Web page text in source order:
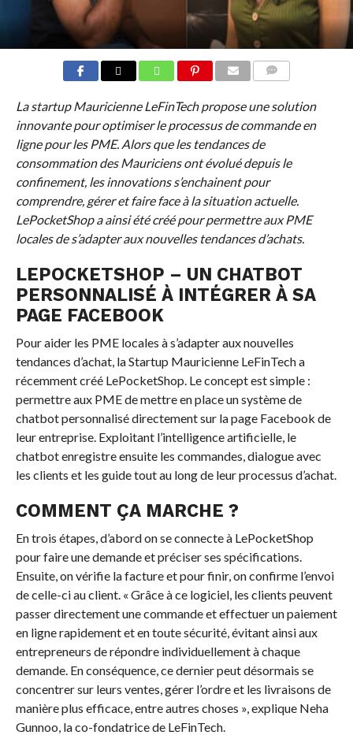
La startup Mauricienne LeFinTech propose une solution
innovante pour optimiser le processus de commande en
ligne pour les PME. Alors que les tendances de
consommation des Mauriciens ont évolué depuis le
confinement, les innovations s’enchainent pour
comprendre, gérer et faire face à la situation actuelle.
LePocketShop a ainsi été créé pour permettre aux PME
locales de s’adapter aux nouvelles tendances d’achats.
LEPOCKETSHOP – UN CHATBOT
PERSONNALISÉ À INTÉGRER À SA
PAGE FACEBOOK
Pour aider les PME locales à s’adapter aux nouvelles
tendances d’achat, la Startup Mauricienne LeFinTech a
récemment créé LePocketShop. Le concept est simple :
permettre aux PME de mettre en place un système de
chatbot personnalisé directement sur la page Facebook de
leur entreprise. Exploitant l’intelligence artificielle, le
chatbot enregistre ensuite les commandes, dialogue avec
les clients et les guide tout au long de leur processus d’achat.
COMMENT ÇA MARCHE ?
En trois étapes, d’abord on se connecte à LePocketShop
pour faire une demande et préciser ses spécifications.
Ensuite, on vérifie la facture et pour finir, on confirme l’envoi
de celle-ci au client. « Grâce à ce logiciel, les clients peuvent
passer directement une commande et effectuer un paiement
en ligne rapidement et en toute sécurité, évitant ainsi aux
entrepreneurs de répondre individuellement à chaque
demande. En conséquence, ce dernier peut désormais se
concentrer sur leurs ventes, gérer l’ordre et les livraisons de
manière plus efficace, entre autres choses », explique Neha
Gunnoo, la co-fondatrice de LeFinTech.